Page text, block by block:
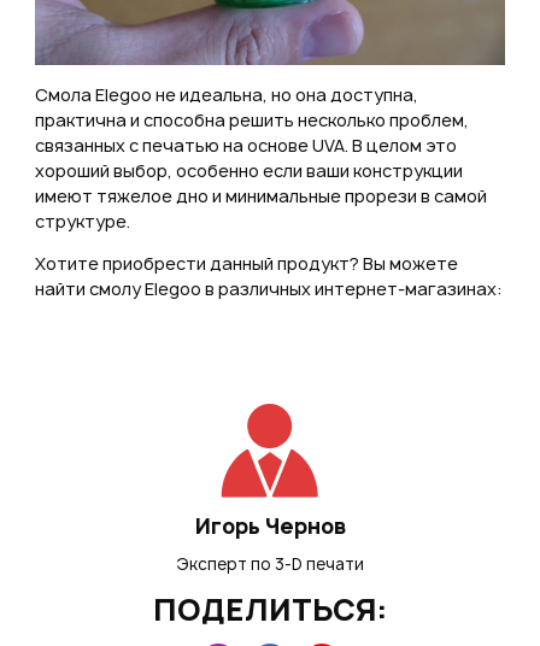
Смола Elegoo не идеальна, но она доступна,
практична и способна решить несколько проблем,
связанных с печатью на основе UVA. В целом это
хороший выбор, особенно если ваши конструкции
имеют тяжелое дно и минимальные прорези в самой
структуре.
Хотите приобрести данный продукт? Вы можете
найти смолу Elegoo в различных интернет-магазинах:
Игорь Чернов
Эксперт по 3-D печати
ПОДЕЛИТЬСЯ: